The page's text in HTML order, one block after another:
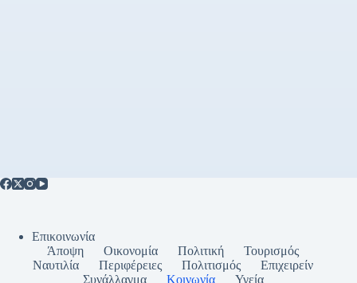
Επικοινωνία
Άποψη
Οικονομία Πολιτική
Τουρισμός
Ναυτιλία
Περιφέρειες Πολιτισμός
Επιχειρείν
Συνάλλαγμα
Κοινωνία Υγεία